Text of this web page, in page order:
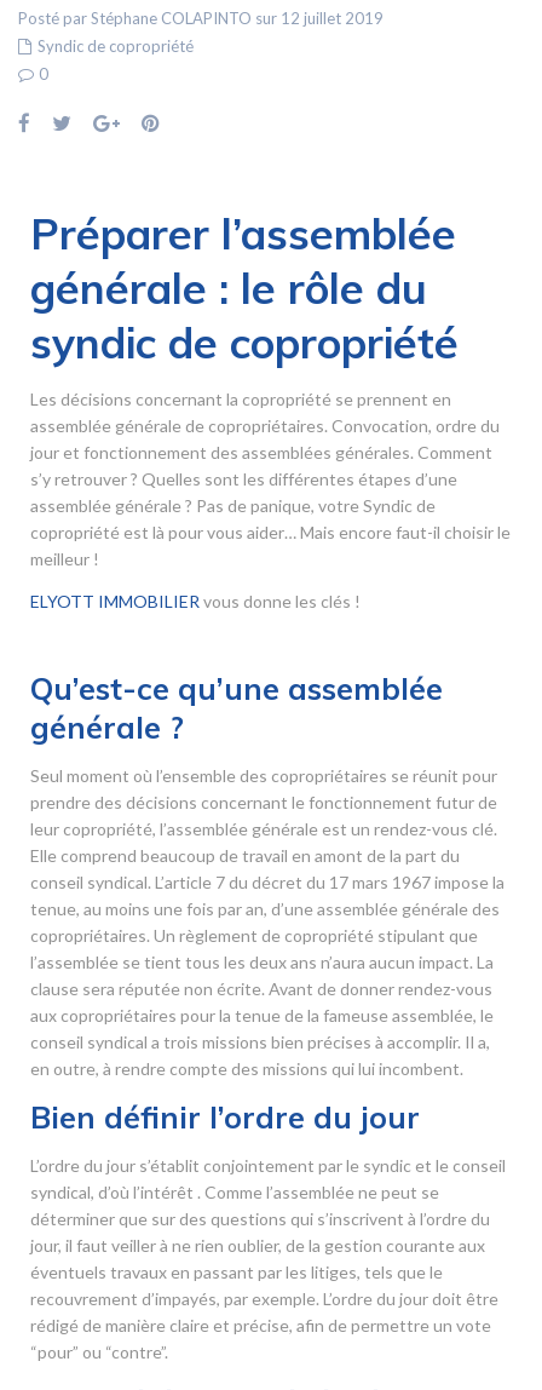
Posté par Stéphane COLAPINTO sur 12 juillet 2019
Syndic de copropriété
0
Préparer l’assemblée
générale : le rôle du
syndic de copropriété
Les décisions concernant la copropriété se prennent en
assemblée générale de copropriétaires. Convocation, ordre du
jour et fonctionnement des assemblées générales. Comment
s’y retrouver ? Quelles sont les différentes étapes d’une
assemblée générale ? Pas de panique, votre Syndic de
copropriété est là pour vous aider… Mais encore faut-il choisir le
meilleur !
ELYOTT IMMOBILIER vous donne les clés !
Qu’est-ce qu’une assemblée
générale ?
Seul moment où l’ensemble des copropriétaires se réunit pour
prendre des décisions concernant le fonctionnement futur de
leur copropriété, l’assemblée générale est un rendez-vous clé.
Elle comprend beaucoup de travail en amont de la part du
conseil syndical. L’article 7 du décret du 17 mars 1967 impose la
tenue, au moins une fois par an, d’une assemblée générale des
copropriétaires. Un règlement de copropriété stipulant que
l’assemblée se tient tous les deux ans n’aura aucun impact. La
clause sera réputée non écrite. Avant de donner rendez-vous
aux copropriétaires pour la tenue de la fameuse assemblée, le
conseil syndical a trois missions bien précises à accomplir. Il a,
en outre, à rendre compte des missions qui lui incombent.
Bien définir l’ordre du jour
L’ordre du jour s’établit conjointement par le syndic et le conseil
syndical, d’où l’intérêt . Comme l’assemblée ne peut se
déterminer que sur des questions qui s’inscrivent à l’ordre du
jour, il faut veiller à ne rien oublier, de la gestion courante aux
éventuels travaux en passant par les litiges, tels que le
recouvrement d’impayés, par exemple. L’ordre du jour doit être
rédigé de manière claire et précise, afin de permettre un vote
“pour” ou “contre”.